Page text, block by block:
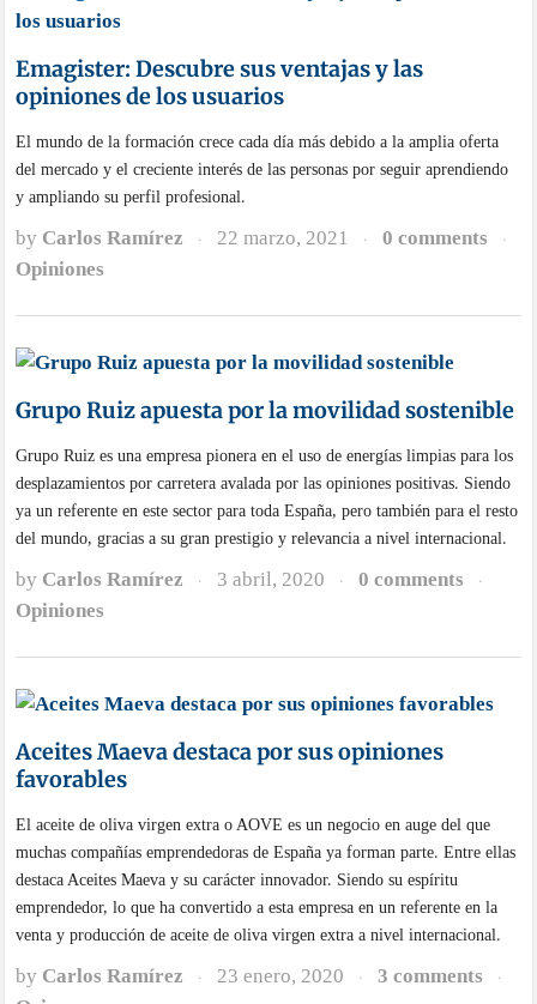
Emagister: Descubre sus ventajas y las
opiniones de los usuarios
El mundo de la formación crece cada día más debido a la amplia oferta
del mercado y el creciente interés de las personas por seguir aprendiendo
y ampliando su perfil profesional.
by Carlos Ramírez · 22 marzo, 2021 · 0 comments ·
Opiniones
Grupo Ruiz apuesta por la movilidad sostenible
Grupo Ruiz es una empresa pionera en el uso de energías limpias para los
desplazamientos por carretera avalada por las opiniones positivas. Siendo
ya un referente en este sector para toda España, pero también para el resto
del mundo, gracias a su gran prestigio y relevancia a nivel internacional.
by Carlos Ramírez · 3 abril, 2020 · 0 comments ·
Opiniones
Aceites Maeva destaca por sus opiniones
favorables
El aceite de oliva virgen extra o AOVE es un negocio en auge del que
muchas compañías emprendedoras de España ya forman parte. Entre ellas
destaca Aceites Maeva y su carácter innovador. Siendo su espíritu
emprendedor, lo que ha convertido a esta empresa en un referente en la
venta y producción de aceite de oliva virgen extra a nivel internacional.
by Carlos Ramírez · 23 enero, 2020 · 3 comments ·